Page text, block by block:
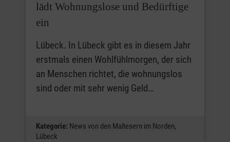
lädt Wohnungslose und Bedürftige
ein
Lübeck. In Lübeck gibt es in diesem Jahr
erstmals einen Wohlfühlmorgen, der sich
an Menschen richtet, die wohnungslos
sind oder mit sehr wenig Geld…
Kategorie: News von den Maltesern im Norden,
Lübeck